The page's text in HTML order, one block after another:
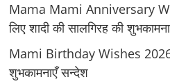
Mama Mami Anniversary
लिए शादी की सालगिरह की
Mami Birthday Wishes 2026
शुभकामनाएँ सन्देश